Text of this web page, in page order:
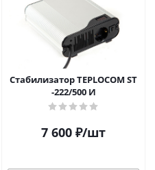
Стабилизатор TEPLOCOM ST
-222/500 И
7 600 ₽/шт